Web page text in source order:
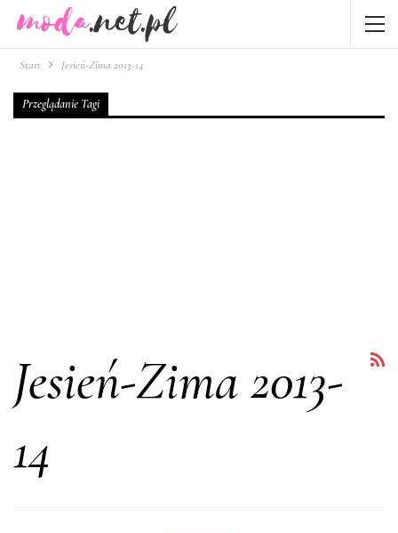
Start Jesień-Zima 2013-14
Przeglądanie Tagi
Jesień-Zima 2013-
14